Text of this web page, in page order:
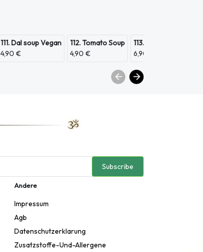
111. Dal soup Vegan
4,90 €
112. Tomato Soup
4,90 €
113. Scampi Soup
6,90 €
Subscribe
Andere
Impressum
Agb
Datenschutzerklarung
Zusatzstoffe-Und-Allergene